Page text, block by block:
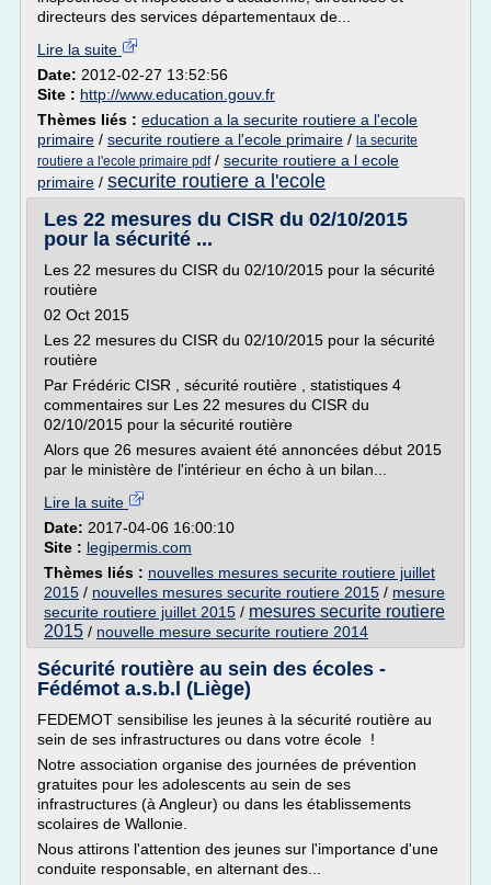
directeurs des services départementaux de...
Lire la suite
Date: 2012-02-27 13:52:56
Site : http://www.education.gouv.fr
Thèmes liés : education a la securite routiere a l'ecole
primaire / securite routiere a l'ecole primaire / la securite
routiere a l'ecole primaire pdf/ securite routiere a l ecole
primaire / securite routiere a l'ecole
Les 22 mesures du CISR du 02/10/2015
pour la sécurité ...
Les 22 mesures du CISR du 02/10/2015 pour la sécurité
routière
02 Oct 2015
Les 22 mesures du CISR du 02/10/2015 pour la sécurité
routière
Par Frédéric CISR , sécurité routière , statistiques 4
commentaires sur Les 22 mesures du CISR du
02/10/2015 pour la sécurité routière
Alors que 26 mesures avaient été annoncées début 2015
par le ministère de l'intérieur en écho à un bilan...
Lire la suite
Date: 2017-04-06 16:00:10
Site : legipermis.com
Thèmes liés : nouvelles mesures securite routiere juillet
2015 / nouvelles mesures securite routiere 2015 / mesure
securite routiere juillet 2015 / mesures securite routiere
2015 / nouvelle mesure securite routiere 2014
Sécurité routière au sein des écoles -
Fédémot a.s.b.l (Liège)
FEDEMOT sensibilise les jeunes à la sécurité routière au
sein de ses infrastructures ou dans votre école !
Notre association organise des journées de prévention
gratuites pour les adolescents au sein de ses
infrastructures (à Angleur) ou dans les établissements
scolaires de Wallonie.
Nous attirons l'attention des jeunes sur l'importance d'une
conduite responsable, en alternant des...